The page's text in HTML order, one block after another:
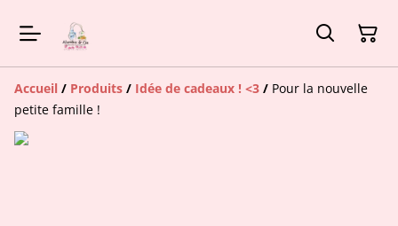
Accueil / Produits / Idée de cadeaux ! <3 / Pour la nouvelle
petite famille !